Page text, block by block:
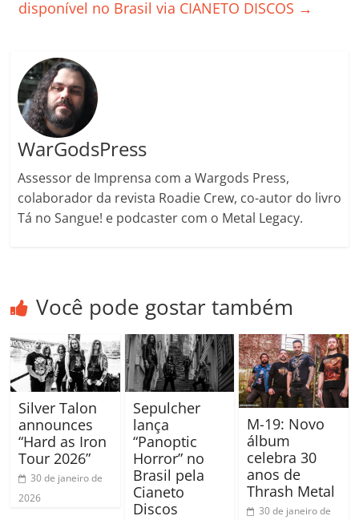
o
disponível no Brasil via CIANETO DISCOS →
WarGodsPress
Assessor de Imprensa com a Wargods Press,
colaborador da revista Roadie Crew, co-autor do livro
Tá no Sangue! e podcaster com o Metal Legacy.
Você pode gostar também
Silver Talon
announces
“Hard as Iron
Tour 2026”
30 de janeiro de
2026
Sepulcher
lança
“Panoptic
Horror” no
Brasil pela
Cianeto
Discos
M-19: Novo
álbum
celebra 30
anos de
Thrash Metal
30 de janeiro de